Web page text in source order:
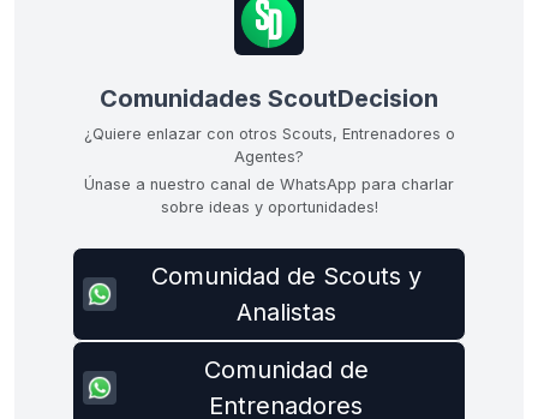
Comunidades ScoutDecision
¿Quiere enlazar con otros Scouts, Entrenadores o
Agentes?
Únase a nuestro canal de WhatsApp para charlar
sobre ideas y oportunidades!
Comunidad de Scouts y
Analistas
Comunidad de
Entrenadores